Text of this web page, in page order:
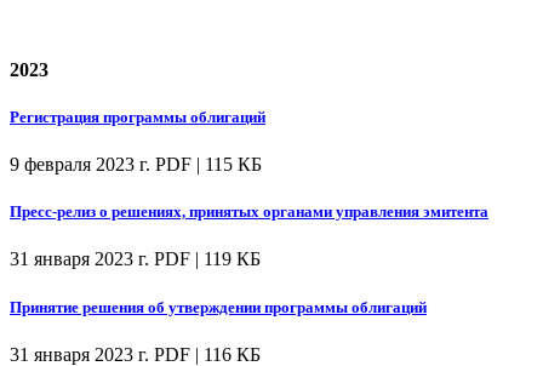
2023
Регистрация программы облигаций
9 февраля 2023 г. PDF | 115 КБ
Пресс-релиз о решениях, принятых органами управления эмитента
31 января 2023 г. PDF | 119 КБ
Принятие решения об утверждении программы облигаций
31 января 2023 г. PDF | 116 КБ